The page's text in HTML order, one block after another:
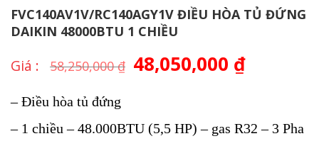
FVC140AV1V/RC140AGY1V ĐIỀU HÒA TỦ ĐỨNG
DAIKIN 48000BTU 1 CHIỀU
58,250,000₫ Giá
gốc
48,050,000 ₫Giá
– Điều hòa tủ đứng
– 1 chiều – 48.000BTU (5,5 HP) – gas R32 – 3 Pha